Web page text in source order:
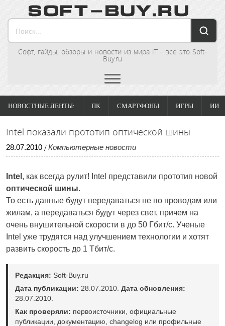
Софт, гайды, обзоры и новости из мира IT - все это Soft-
Buy.ru
НОВОСТНЫЕ ЛЕНТЫ: ПК СМАРТФОНЫ ИГРЫ ИИ
Intel показали прототип оптической шины
28.07.2010 / Компьютерные новости
Intel , как всегда рулит! Intel представили прототип новой
оптической шины.
То есть данные будут передаваться не по проводам или
жилам, а передаваться будут через свет, причем на
очень внушительной скорости в до 50 Гбит/с. Ученые
Intel уже трудятся над улучшением технологии и хотят
развить скорость до 1 Тбит/с.
Редакция: Soft-Buy.ru
Дата публикации: 28.07.2010. Дата обновления:
28.07.2010.
Как проверяли: первоисточники, официальные
публикации, документацию, changelog или профильные